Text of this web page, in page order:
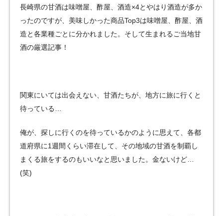
長崎県の甘酒は味噌屋、酢屋、酒造×4とやはり酒造が多か
ったのですが、美味しかった商品Top3は味噌屋、酢屋、酒
造と各業種ごとに分かれました。そして生まれるご当地甘
酒の厳選記事！
関東にいては出会えない、甘酒たちが、地方に旅に行くと
待っている…
俺が、探しに行くのを待っているかのように思えて、各都
道府県に1週間くらい滞在して、その地域の甘酒を制覇し
まくる旅をするのもいいなと思いました。金ないけど…
(笑)